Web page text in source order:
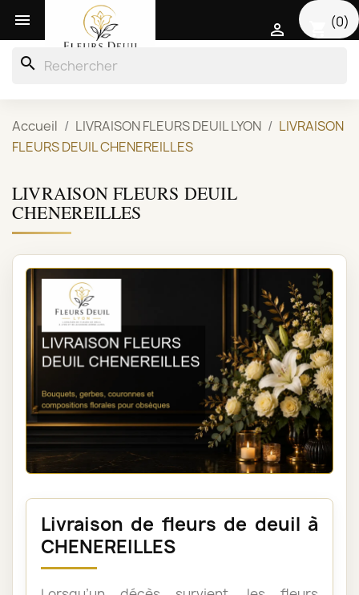
 (0)

search
Accueil LIVRAISON FLEURS DEUIL LYON
LIVRAISON
FLEURS DEUIL CHENEREILLES
LIVRAISON FLEURS DEUIL
CHENEREILLES
Livraison de fleurs de deuil à
CHENEREILLES